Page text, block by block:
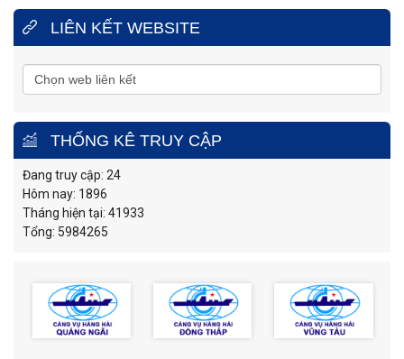
LIÊN KẾT WEBSITE
THỐNG KÊ TRUY CẬP
Đang truy cập: 24
Hôm nay: 1896
Tháng hiện tại: 41933
Tổng: 5984265